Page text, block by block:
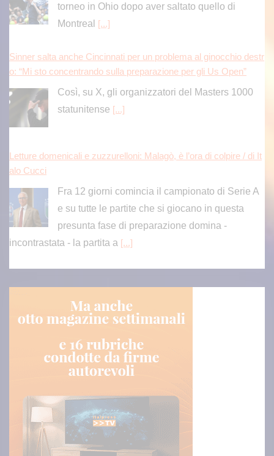
torneo in Ohio dopo aver saltato quello di
Montreal
[...]
Sinner salta anche Cincinnati per un problema al ginocchio destr
o: “Mi sto concentrando sulla preparazione per gli Us Open”
Così, su X, gli organizzatori del Masters 1000
statunitense [...]
Letture domenicali e zuzzurelloni: Malagò, è l’ora di colpire / di It
alo Cucci
Fra 12 giorni comincia il campionato di Serie A
e su tutte le partite che si giocano in questa
presunta fase di preparazione domina -
incontrastata - la partita a [...]